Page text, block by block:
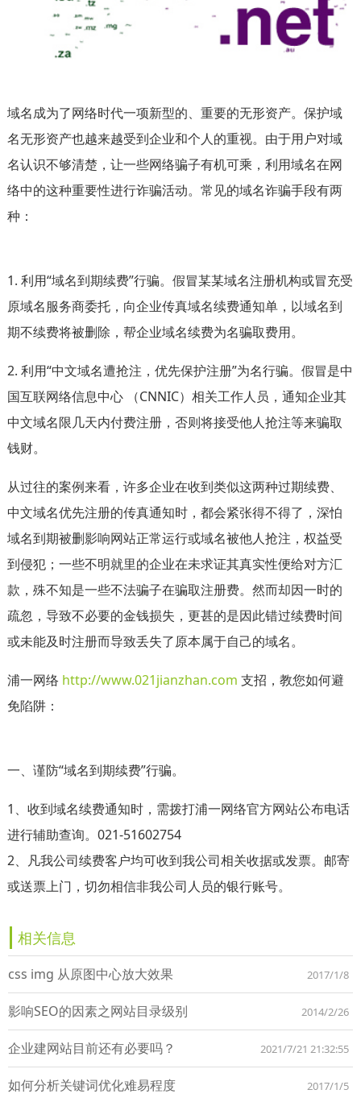
域名成为了网络时代一项新型的、重要的无形资产。保护域
名无形资产也越来越受到企业和个人的重视。由于用户对域
名认识不够清楚，让一些网络骗子有机可乘，利用域名在网
络中的这种重要性进行诈骗活动。常见的域名诈骗手段有两
种：
1. 利用“域名到期续费”行骗。假冒某某域名注册机构或冒充受
原域名服务商委托，向企业传真域名续费通知单，以域名到
期不续费将被删除，帮企业域名续费为名骗取费用。
2. 利用“中文域名遭抢注，优先保护注册”为名行骗。假冒是中
国互联网络信息中心 （CNNIC）相关工作人员，通知企业其
中文域名限几天内付费注册，否则将接受他人抢注等来骗取
钱财。
从过往的案例来看，许多企业在收到类似这两种过期续费、
中文域名优先注册的传真通知时，都会紧张得不得了，深怕
域名到期被删影响网站正常运行或域名被他人抢注，权益受
到侵犯；一些不明就里的企业在未求证其真实性便给对方汇
款，殊不知是一些不法骗子在骗取注册费。然而却因一时的
疏忽，导致不必要的金钱损失，更甚的是因此错过续费时间
或未能及时注册而导致丢失了原本属于自己的域名。
浦一网络 http://www.021jianzhan.com 支招，教您如何避
免陷阱：
一、谨防“域名到期续费”行骗。
1、收到域名续费通知时，需拨打浦一网络官方网站公布电话
进行辅助查询。021-51602754
2、凡我公司续费客户均可收到我公司相关收据或发票。邮寄
或送票上门，切勿相信非我公司人员的银行账号。
相关信息
css img 从原图中心放大效果 2017/1/8
影响SEO的因素之网站目录级别 2014/2/26
企业建网站目前还有必要吗？ 2021/7/21 21:32:55
如何分析关键词优化难易程度 2017/1/5